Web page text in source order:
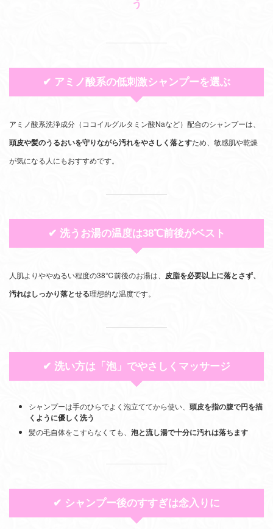
う
✔ アミノ酸系の低刺激シャンプーを選ぶ
アミノ酸系洗浄成分（ココイルグルタミン酸Naなど）配合のシャンプーは、
頭皮や髪のうるおいを守りながら汚れをやさしく落とすため、敏感肌や乾燥
が気になる人にもおすすめです。
✔ 洗うお湯の温度は38℃前後がベスト
人肌よりややぬるい程度の38℃前後のお湯は、 皮脂を必要以上に落とさず、
汚れはしっかり落とせる理想的な温度です。
✔ 洗い方は「泡」でやさしくマッサージ
シャンプーは手のひらでよく泡立ててから使い、 頭皮を指の腹で円を描
くように優しく洗う
髪の毛自体をこすらなくても、 泡と流し湯で十分に汚れは落ちます
✔ シャンプー後のすすぎは念入りに